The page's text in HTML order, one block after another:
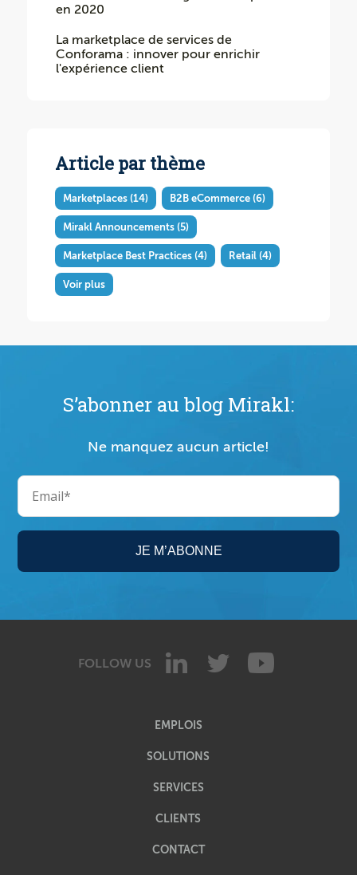
en 2020
La marketplace de services de
Conforama : innover pour enrichir
l'expérience client
Article par thème
Marketplaces (14) B2B eCommerce (6)
Mirakl Announcements (5)
Marketplace Best Practices (4) Retail (4)
Voir plus
S’abonner au blog Mirakl:
Ne manquez aucun article!
FOLLOW US
EMPLOIS
SOLUTIONS
SERVICES
CLIENTS
CONTACT